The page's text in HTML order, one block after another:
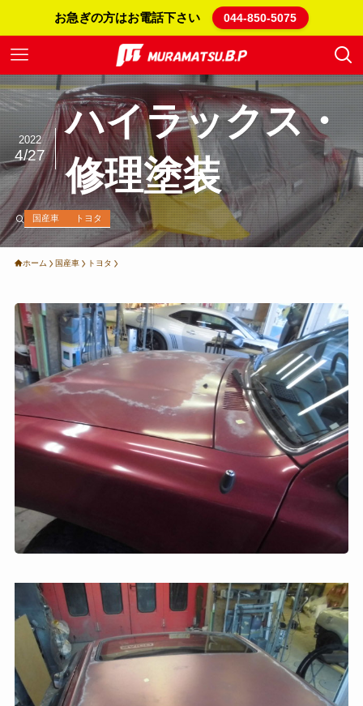
お急ぎの方はお電話下さい 044-850-5075
ハイラックス・
修理塗装
2022
4/27
国産車 トヨタ
ホーム 国産車 トヨタ